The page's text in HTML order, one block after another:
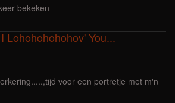
bekeken
Lohohohohohov' You...
voor een portretje met m'n